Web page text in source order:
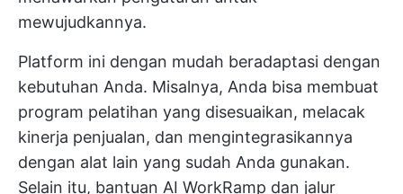
mewujudkannya.
Platform ini dengan mudah beradaptasi dengan
kebutuhan Anda. Misalnya, Anda bisa membuat
program pelatihan yang disesuaikan, melacak
kinerja penjualan, dan mengintegrasikannya
dengan alat lain yang sudah Anda gunakan.
Selain itu, bantuan AI WorkRamp dan jalur